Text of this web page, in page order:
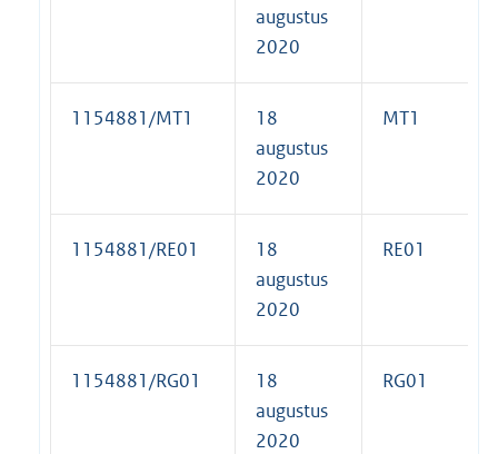
augustus
2020
1154881/MT1
18
augustus
2020
MT1
1154881/RE01
18
augustus
2020
RE01
1154881/RG01
18
augustus
2020
RG01